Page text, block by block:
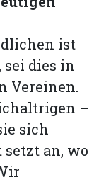
ist
dies in
Vereinen.
–
sich
an, wo